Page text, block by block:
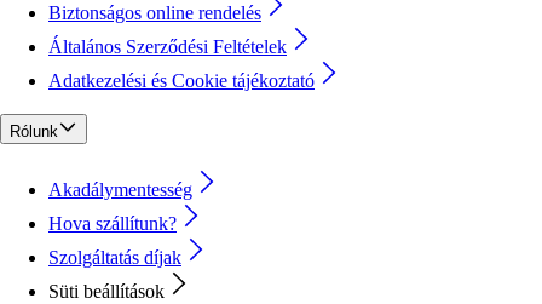
Biztonságos online rendelés
Általános Szerződési Feltételek
Adatkezelési és Cookie tájékoztató
Rólunk
Akadálymentesség
Hova szállítunk?
Szolgáltatás díjak
Süti beállítások